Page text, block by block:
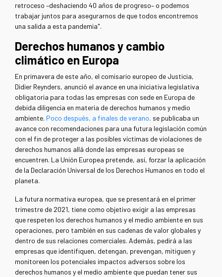
retroceso –deshaciendo 40 años de progreso– o podemos
trabajar juntos para asegurarnos de que todos encontremos
una salida a esta pandemia".
Derechos humanos y cambio
climático en Europa
En primavera de este año, el comisario europeo de Justicia,
Didier Reynders, anunció el avance en una iniciativa legislativa
obligatoria para todas las empresas con sede en Europa de
debida diligencia en materia de derechos humanos y medio
ambiente. Poco después, a finales de verano, se publicaba un
avance con recomendaciones para una futura legislación común
con el fin de proteger a las posibles víctimas de violaciones de
derechos humanos allá donde las empresas europeas se
encuentren. La Unión Europea pretende, así, forzar la aplicación
de la Declaración Universal de los Derechos Humanos en todo el
planeta.
La futura normativa europea, que se presentará en el primer
trimestre de 2021, tiene como objetivo exigir a las empresas
que respeten los derechos humanos y el medio ambiente en sus
operaciones, pero también en sus cadenas de valor globales y
dentro de sus relaciones comerciales. Además, pedirá a las
empresas que identifiquen, detengan, prevengan, mitiguen y
monitoreen los potenciales impactos adversos sobre los
derechos humanos y el medio ambiente que puedan tener sus